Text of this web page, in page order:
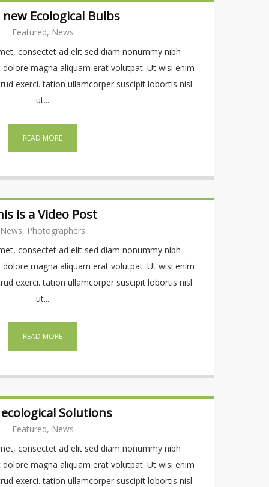
Ecological Bulbs
Featured, News
consectet ad elit sed diam nonummy nibh
magna aliquam erat volutpat. Ut wisi enim
exerci. tation ullamcorper suscipit lobortis nisl
ut...
READ MORE
is a Video Post
News, Photographers
consectet ad elit sed diam nonummy nibh
magna aliquam erat volutpat. Ut wisi enim
exerci. tation ullamcorper suscipit lobortis nisl
ut...
READ MORE
Solutions
Featured, News
consectet ad elit sed diam nonummy nibh
magna aliquam erat volutpat. Ut wisi enim
exerci. tation ullamcorper suscipit lobortis nisl